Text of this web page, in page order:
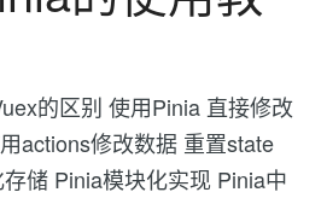
的区别 使用Pinia 直接修改
actions修改数据 重置state
储 Pinia模块化实现 Pinia中